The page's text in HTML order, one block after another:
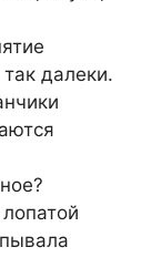
далеки.